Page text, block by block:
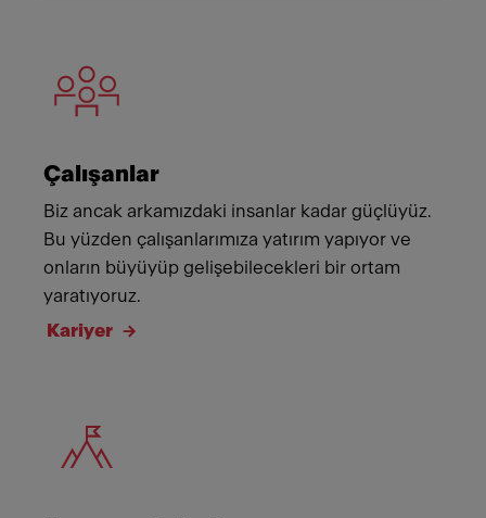
Çalışanlar
Biz ancak arkamızdaki insanlar kadar güçlüyüz.
Bu yüzden çalışanlarımıza yatırım yapıyor ve
onların büyüyüp gelişebilecekleri bir ortam
yaratıyoruz.
Kariyer